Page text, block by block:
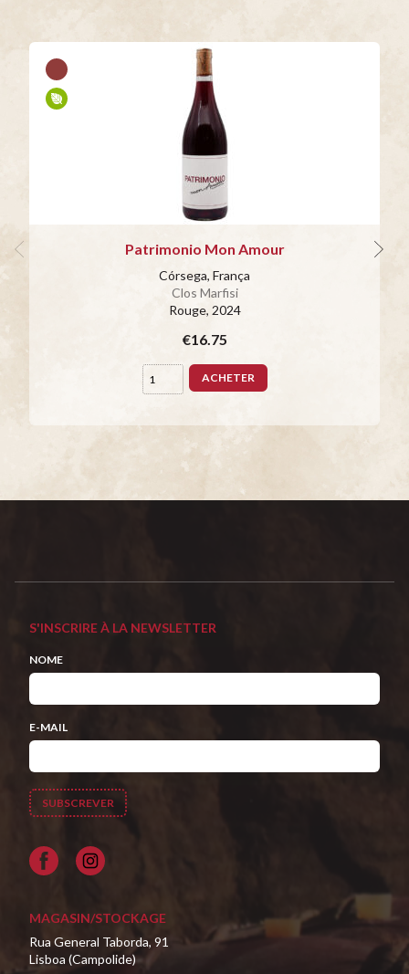
Patrimonio Mon Amour
Córsega, França
Clos Marfisi
Rouge, 2024
€16.75
ACHETER
S'INSCRIRE À LA NEWSLETTER
NOME
E-MAIL
Facebook
MAGASIN/STOCKAGE
Rua General Taborda, 91
Lisboa (Campolide)